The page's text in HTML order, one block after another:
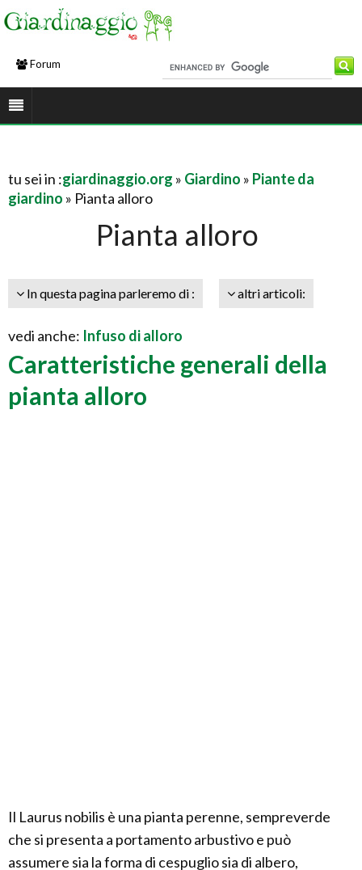
Forum
tu sei in :giardinaggio.org » Giardino » Piante da
giardino » Pianta alloro
Pianta alloro
In questa pagina parleremo di : altri articoli:
vedi anche: Infuso di alloro
Caratteristiche generali della
pianta alloro
Il Laurus nobilis è una pianta perenne, sempreverde
che si presenta a portamento arbustivo e può
assumere sia la forma di cespuglio sia di albero,